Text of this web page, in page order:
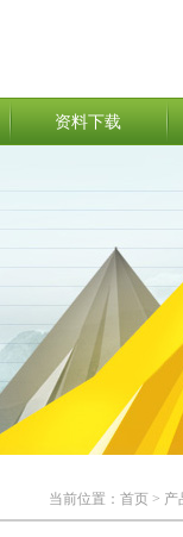
资料下载
当前位置： 首页 > 产